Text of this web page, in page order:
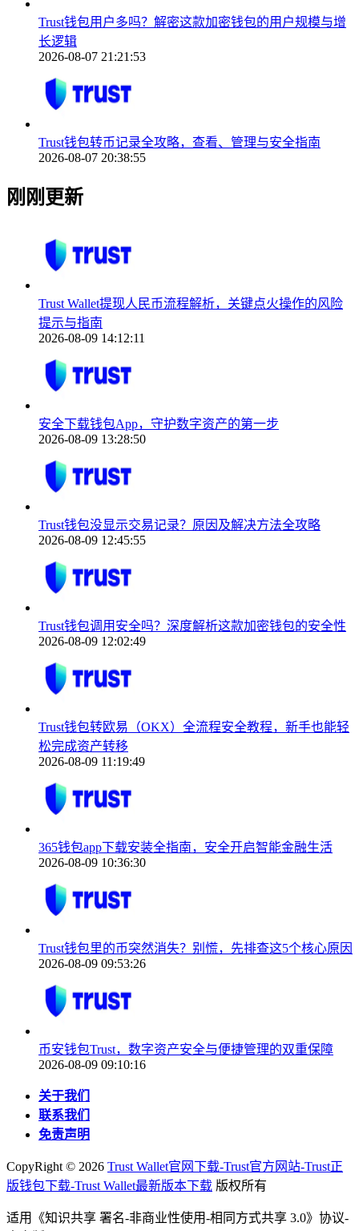
Trust钱包用户多吗？解密这款加密钱包的用户规模与增
长逻辑
2026-08-07 21:21:53
Trust钱包转币记录全攻略，查看、管理与安全指南
2026-08-07 20:38:55
刚刚更新
Trust Wallet提现人民币流程解析，关键点火操作的风险
提示与指南
2026-08-09 14:12:11
安全下载钱包App，守护数字资产的第一步
2026-08-09 13:28:50
Trust钱包没显示交易记录？原因及解决方法全攻略
2026-08-09 12:45:55
Trust钱包调用安全吗？深度解析这款加密钱包的安全性
2026-08-09 12:02:49
Trust钱包转欧易（OKX）全流程安全教程，新手也能轻
松完成资产转移
2026-08-09 11:19:49
365钱包app下载安装全指南，安全开启智能金融生活
2026-08-09 10:36:30
Trust钱包里的币突然消失？别慌，先排查这5个核心原因
2026-08-09 09:53:26
币安钱包Trust，数字资产安全与便捷管理的双重保障
2026-08-09 09:10:16
关于我们
联系我们
免责声明
CopyRight © 2026 Trust Wallet官网下载-Trust官方网站-Trust正
版钱包下载-Trust Wallet最新版本下载 版权所有
适用《知识共享 署名-非商业性使用-相同方式共享 3.0》协议-